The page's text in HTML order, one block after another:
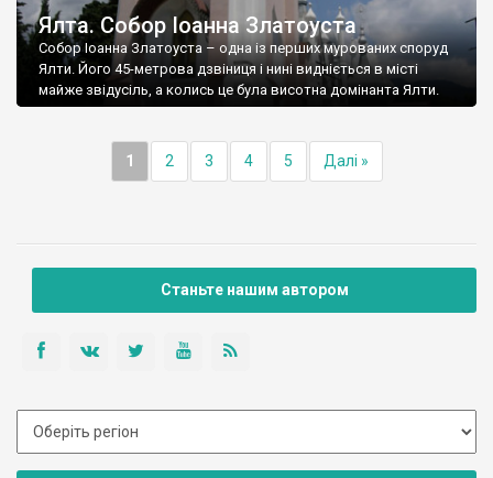
Ялта. Собор Іоанна Златоуста
Собор Іоанна Златоуста – одна із перших мурованих споруд
Ялти. Його 45-метрова дзвіниця і нині видніється в місті
майже звідусіль, а колись це була висотна домінанта Ялти.
1 2 3 4 5 Далі »
Станьте нашим автором